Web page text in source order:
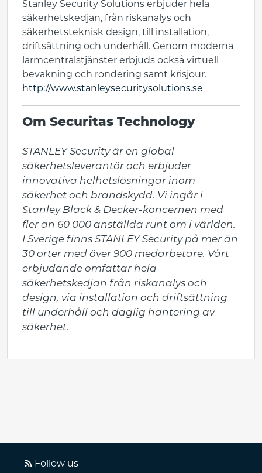
Stanley Security Solutions erbjuder hela
säkerhetskedjan, från riskanalys och
säkerhetsteknisk design, till installation,
driftsättning och underhåll. Genom moderna
larmcentralstjänster erbjuds också virtuell
bevakning och rondering samt krisjour.
http://www.stanleysecuritysolutions.se
Om Securitas Technology
STANLEY Security är en global
säkerhetsleverantör och erbjuder
innovativa helhetslösningar inom
säkerhet och brandskydd. Vi ingår i
Stanley Black & Decker-koncernen med
fler än 60 000 anställda runt om i världen.
I Sverige finns STANLEY Security på mer än
30 orter med över 900 medarbetare. Vårt
erbjudande omfattar hela
säkerhetskedjan från riskanalys och
design, via installation och driftsättning
till underhåll och daglig hantering av
säkerhet.
Follow us